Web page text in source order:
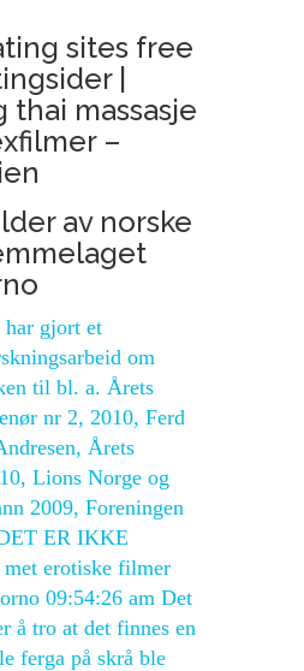
sites free
|
thai massasje
–
av norske
har gjort et
om
til bl. a. Årets
nr 2, 2010, Ferd
Årets
Lions Norge og
2009, Foreningen
ER IKKE
erotiske filmer
09:54:26 am Det
å tro at det finnes en
ferga på skrå ble